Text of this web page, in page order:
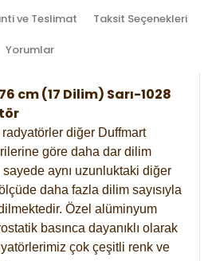
ve Teslimat Taksit Seçenekleri
Yorumlar
cm (17 Dilim) Sarı-1028
diğer Duffmart
göre daha dar dilim
aynı uzunluktaki diğer
daha fazla dilim sayısıyla
Özel alüminyum
basınca dayanıklı olarak
çok çeşitli renk ve